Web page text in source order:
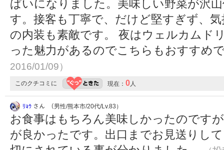
ぱいになりました。美味しい野菜が沢
す。接客も丁寧で、だけど堅すぎず、
の内装も素敵です。 夜はウェルカムド
った魅力があるのでこちらもおすすめ
2016/01/09）
このクチコミに 現在： 0人
ﾘｮｳ さん （男性/熊本市/20代/Lv.83）
お食事はもちろん美味しかったのです
が良かったです。出口までお見送りし